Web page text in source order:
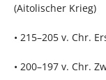
(Aitolischer Krieg)
• 215–205 v. Chr.
• 200–197 v. Chr.